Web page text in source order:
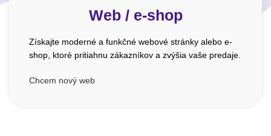
Web / e-shop
Získajte moderné a funkčné webové stránky alebo e-
shop, ktoré pritiahnu zákazníkov a zvýšia vaše predaje.
Chcem nový web